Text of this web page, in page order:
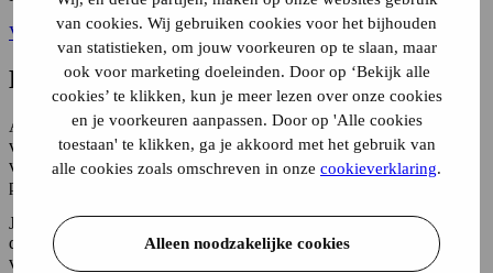
van cookies. Wij gebruiken cookies voor het bijhouden
van statistieken, om jouw voorkeuren op te slaan, maar
ook voor marketing doeleinden. Door op ‘Bekijk alle
cookies’ te klikken, kun je meer lezen over onze cookies
en je voorkeuren aanpassen. Door op 'Alle cookies
toestaan' te klikken, ga je akkoord met het gebruik van
alle cookies zoals omschreven in onze cookieverklaring.
Alleen noodzakelijke cookies
Vergelijk BAV verzekeringen
Hoe Alpina werkt
Alpina is een onafhankelijk adviseur en geen onderdeel van een
verzekeringsmaatschappij. Daardoor kunnen wij meerdere
verzekeraars met elkaar vergelijken en een verzekering kiezen die
past bij jouw situatie en wensen.
Je aanvraag wordt snel beoordeeld, 24 uur per dag. Binnen 14
dagen kun je de verzekering kosteloos annuleren. Ook je oude
verzekering kun je direct online opzeggen.